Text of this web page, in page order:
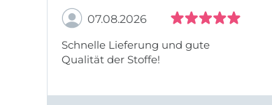
07.08.2026
Schnelle Lieferung und gute
Qualität der Stoffe!